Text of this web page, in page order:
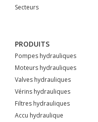
Secteurs
PRODUITS
Pompes hydrauliques
Moteurs hydrauliques
Valves hydrauliques
Vérins hydrauliques
Filtres hydrauliques
Accu hydraulique